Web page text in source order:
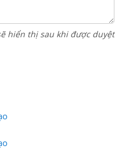
hiển thị sau khi được duyệt